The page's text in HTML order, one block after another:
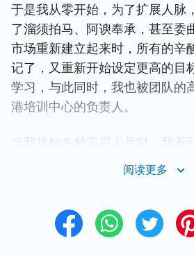
于是我从零开始，为了扩展人脉
了溜须拍马、阿谀奉承，甚至委
市场重新建立起来时，所有的辛
记了，又重新开始设定更高的目
学习，与此同时，我也被团队的
港培训中心的负责人。
当我接触各种高层人员时，我看
为了名利勾心斗角、互相厮杀的
身自好吗？这种你争我夺的生活
地，我开始对这样的生活感到厌
阅读更多